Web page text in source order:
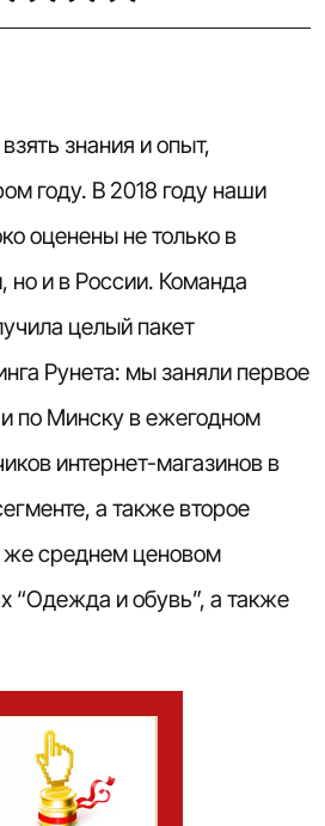
знания и опыт,
году. В 2018 году наши
оценены не только в
но и в России. Команда
целый пакет
Рунета: мы заняли первое
по Минску в ежегодном
интернет-магазинов в
а также второе
же среднем ценовом
“Одежда и обувь”, а также